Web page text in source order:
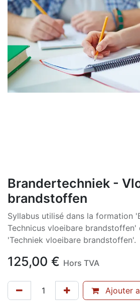
Brandertechniek -
brandstoffen
Syllabus utilisé dans la formation
Technicus vloeibare
'Techniek vloeibare brandstoffen'.
125,00 € Hors TVA
Ajouter